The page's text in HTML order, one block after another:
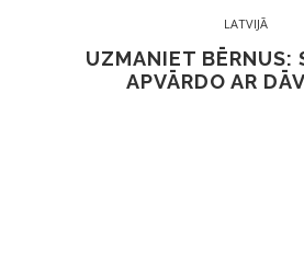
LATVIJĀ
UZMANIET BĒRNUS:
APVĀRDO AR